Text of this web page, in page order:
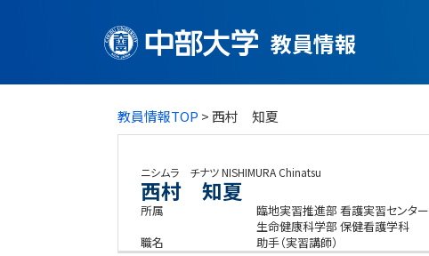
教員情報
教員情報TOP > 西村 知夏
ニシムラ チナツNISHIMURA Chinatsu
西村 知夏
所属
臨地実習推進部 看護実習センター
生命健康科学部 保健看護学科
職名
助手（実習講師）